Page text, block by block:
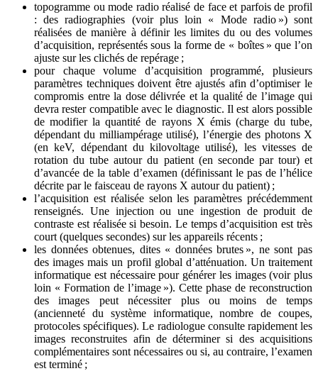
topogramme ou mode radio réalisé de face et parfois de profil
: des radiographies (voir plus loin « Mode radio ») sont
réalisées de manière à définir les limites du ou des volumes
d’acquisition, représentés sous la forme de « boîtes » que l’on
ajuste sur les clichés de repérage ;
pour chaque volume d’acquisition programmé, plusieurs
paramètres techniques doivent être ajustés afin d’optimiser le
compromis entre la dose délivrée et la qualité de l’image qui
devra rester compatible avec le diagnostic. Il est alors possible
de modifier la quantité de rayons X émis (charge du tube,
dépendant du milliampérage utilisé), l’énergie des photons X
(en keV, dépendant du kilovoltage utilisé), les vitesses de
rotation du tube autour du patient (en seconde par tour) et
d’avancée de la table d’examen (définissant le pas de l’hélice
décrite par le faisceau de rayons X autour du patient) ;
l’acquisition est réalisée selon les paramètres précédemment
renseignés. Une injection ou une ingestion de produit de
contraste est réalisée si besoin. Le temps d’acquisition est très
court (quelques secondes) sur les appareils récents ;
les données obtenues, dites « données brutes », ne sont pas
des images mais un profil global d’atténuation. Un traitement
informatique est nécessaire pour générer les images (voir plus
loin « Formation de l’image »). Cette phase de reconstruction
des images peut nécessiter plus ou moins de temps
(ancienneté du système informatique, nombre de coupes,
protocoles spécifiques). Le radiologue consulte rapidement les
images reconstruites afin de déterminer si des acquisitions
complémentaires sont nécessaires ou si, au contraire, l’examen
est terminé ;